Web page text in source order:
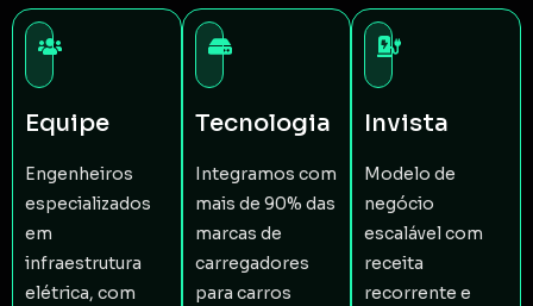
Equipe
Engenheiros
especializados
em
infraestrutura
elétrica, com
Tecnologia
Integramos com
mais de 90% das
marcas de
carregadores
para carros
Invista
Modelo de
negócio
escalável com
receita
recorrente e